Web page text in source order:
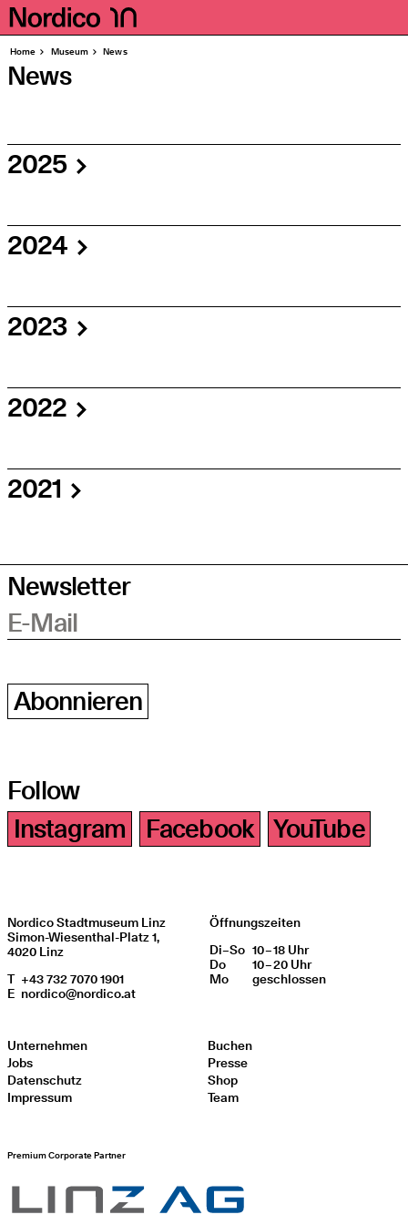
Homepage
Seiten
Home Muse­um News
News
2025
2024
2023
2022
2021
Newsletter
E-Mail
Abonnieren
Follow
Instagram
Facebook YouTube
Nordico Stadtmuseum Linz
Simon-Wiesenthal-Platz 1,
4020 Linz
T +43 732 7070 1901
E nordico@nordico.at
Öffnungszeiten
WochentagÖffnungszeiten
Di–So 10 – 18 Uhr
Do
10 – 20 Uhr
Mo
geschlos­sen
Unternehmen
Jobs
Datenschutz
Impressum
Buchen
Presse
Shop
Team
Premium Corporate Partner